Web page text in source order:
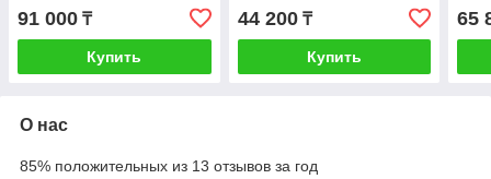
91 000 ₸
Купить
44 200₸
Купить
65
О нас
85% положительных из 13 отзывов за год